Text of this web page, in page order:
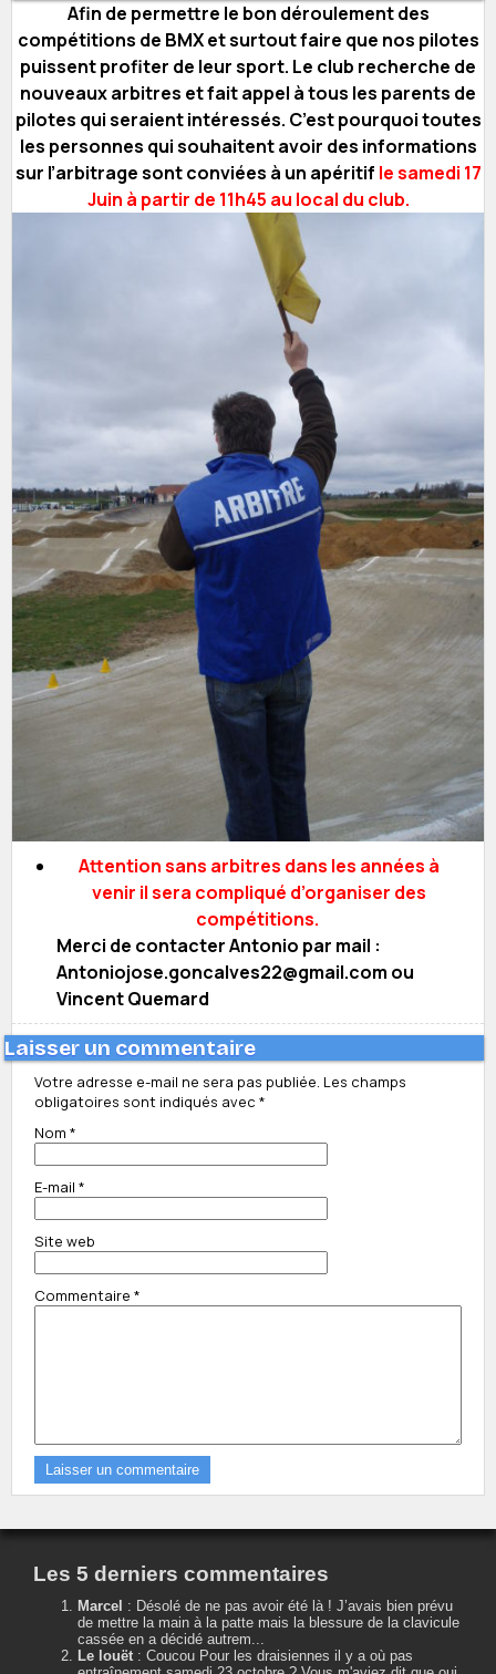
Afin de permettre le bon déroulement des
compétitions de BMX et surtout faire que nos pilotes
puissent profiter de leur sport. Le club recherche de
nouveaux arbitres et fait appel à tous les parents de
pilotes qui seraient intéressés. C’est pourquoi toutes
les personnes qui souhaitent avoir des informations
sur l’arbitrage sont conviées à un apéritif le samedi 17
Juin à partir de 11h45 au local du club.
Attention sans arbitres dans les années à
venir il sera compliqué d’organiser des
compétitions.
Merci de contacter Antonio par mail :
Antoniojose.goncalves22@gmail.com ou
Vincent Quemard
Laisser un commentaire
Votre adresse e-mail ne sera pas publiée. Les champs
obligatoires sont indiqués avec *
Nom *
E-mail *
Site web
Commentaire *
Les 5 derniers commentaires
Marcel : Désolé de ne pas avoir été là ! J’avais bien prévu
de mettre la main à la patte mais la blessure de la clavicule
cassée en a décidé autrem...
Le louët: Coucou Pour les draisiennes il y a où pas